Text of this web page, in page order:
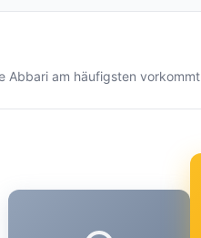
Abbari am häufigsten vorkommt